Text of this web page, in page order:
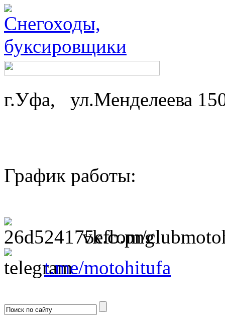
г.Уфа, ул.Менделеева
График работы:
vk.com/
t.me/motohitufa